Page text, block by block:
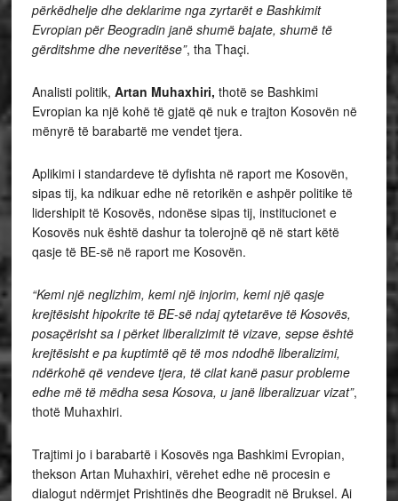
përkëdhelje dhe deklarime nga zyrtarët e Bashkimit
Evropian për Beogradin janë shumë bajate, shumë të
gërditshme dhe neveritëse”, tha Thaçi.
Analisti politik, Artan Muhaxhiri, thotë se Bashkimi
Evropian ka një kohë të gjatë që nuk e trajton Kosovën në
mënyrë të barabartë me vendet tjera.
Aplikimi i standardeve të dyfishta në raport me Kosovën,
sipas tij, ka ndikuar edhe në retorikën e ashpër politike të
lidershipit të Kosovës, ndonëse sipas tij, institucionet e
Kosovës nuk është dashur ta tolerojnë që në start këtë
qasje të BE-së në raport me Kosovën.
“Kemi një neglizhim, kemi një injorim, kemi një qasje
krejtësisht hipokrite të BE-së ndaj qytetarëve të Kosovës,
posaçërisht sa i përket liberalizimit të vizave, sepse është
krejtësisht e pa kuptimtë që të mos ndodhë liberalizimi,
ndërkohë që vendeve tjera, të cilat kanë pasur probleme
edhe më të mëdha sesa Kosova, u janë liberalizuar vizat”,
thotë Muhaxhiri.
Trajtimi jo i barabartë i Kosovës nga Bashkimi Evropian,
thekson Artan Muhaxhiri, vërehet edhe në procesin e
dialogut ndërmjet Prishtinës dhe Beogradit në Bruksel. Ai